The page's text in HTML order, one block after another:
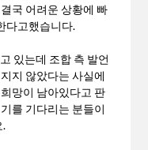
국 어려운 상황에 빠
다고했습니다.
있는데 조합 측 발언
지 않았다는 사실에
망이 남아있다고 판
를 기다리는 분들이
.